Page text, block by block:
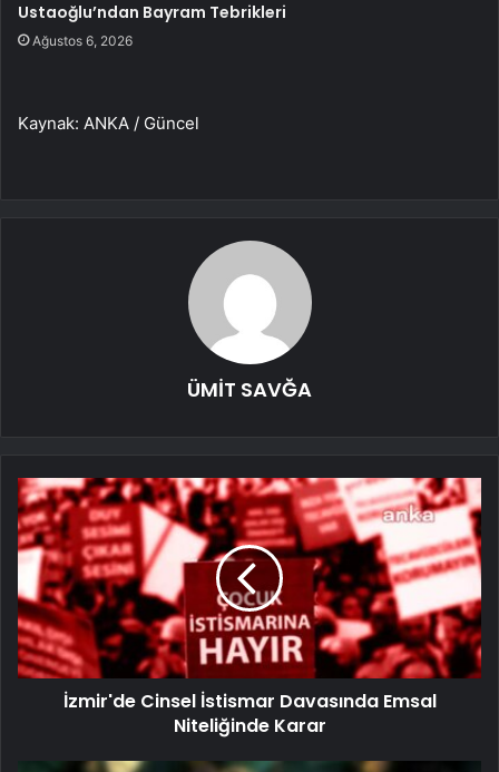
Ustaoğlu’ndan Bayram Tebrikleri
Ağustos 6, 2026
Kaynak: ANKA / Güncel
ÜMİT SAVĞA
İzmir'de Cinsel İstismar Davasında Emsal
Niteliğinde Karar